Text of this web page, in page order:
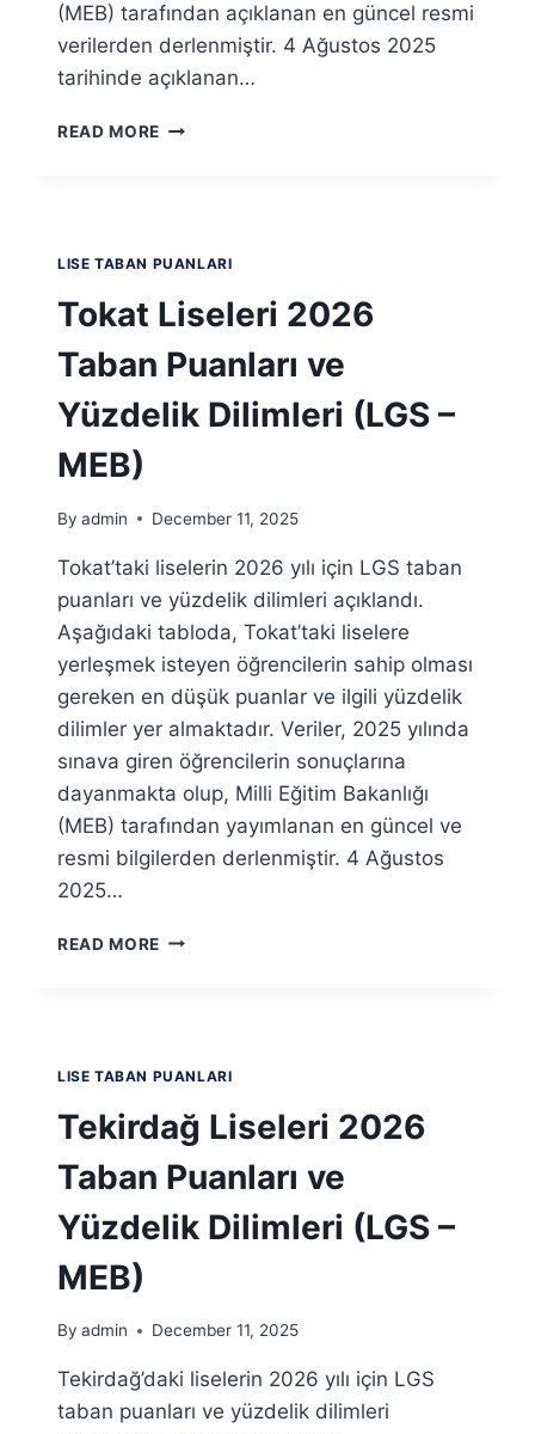
(MEB) tarafından açıklanan en güncel resmi
verilerden derlenmiştir. 4 Ağustos 2025
tarihinde açıklanan…
READ MORE TRABZON
DILIMLERI
(LGS
–
MEB)
LISE TABAN PUANLARI
Tokat Liseleri 2026
Taban Puanları ve
Yüzdelik Dilimleri (LGS –
MEB)
By admin December 11, 2025
Tokat’taki liselerin 2026 yılı için LGS taban
puanları ve yüzdelik dilimleri açıklandı.
Aşağıdaki tabloda, Tokat’taki liselere
yerleşmek isteyen öğrencilerin sahip olması
gereken en düşük puanlar ve ilgili yüzdelik
dilimler yer almaktadır. Veriler, 2025 yılında
sınava giren öğrencilerin sonuçlarına
dayanmakta olup, Milli Eğitim Bakanlığı
(MEB) tarafından yayımlanan en güncel ve
resmi bilgilerden derlenmiştir. 4 Ağustos
2025…
READ MORE TOKAT
DILIMLERI
(LGS
–
MEB)
LISE TABAN PUANLARI
Tekirdağ Liseleri 2026
Taban Puanları ve
Yüzdelik Dilimleri (LGS –
MEB)
By admin December 11, 2025
Tekirdağ’daki liselerin 2026 yılı için LGS
taban puanları ve yüzdelik dilimleri